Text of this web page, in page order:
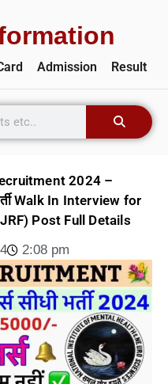
Admission Result
2024 –
Walk In Interview for
Post Full Details
2:08 pm